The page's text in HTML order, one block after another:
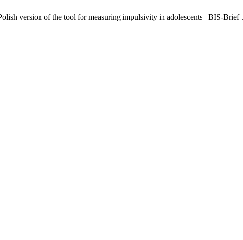
version of the tool for measuring impulsivity in adolescents– BIS-Brief .